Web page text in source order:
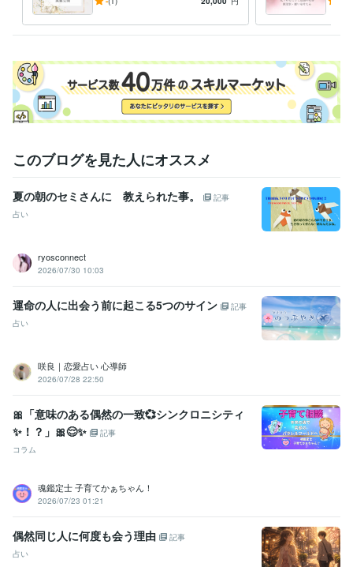
さい
このブログを見た人にオススメ
夏の朝のセミさんに 教えられた事。
記事
占い
ryosconnect
2026/07/30 10:03
運命の人に出会う前に起こる5つのサイン
記事
占い
咲良｜恋愛占い 心導師
2026/07/28 22:50
🎀「意味のある偶然の一致💞シンクロニシティ
✨️！？」🎀😌✨️
記事
コラム
魂鑑定士 子育てかぁちゃん！
2026/07/23 01:21
偶然同じ人に何度も会う理由
記事
占い